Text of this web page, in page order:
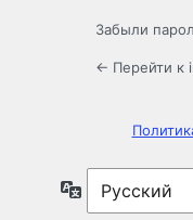
Забыли
← Перейти к
Язык